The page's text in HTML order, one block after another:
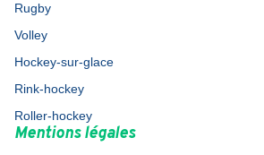
Rugby
Volley
Hockey-sur-glace
Rink-hockey
Roller-hockey
Mentions légales